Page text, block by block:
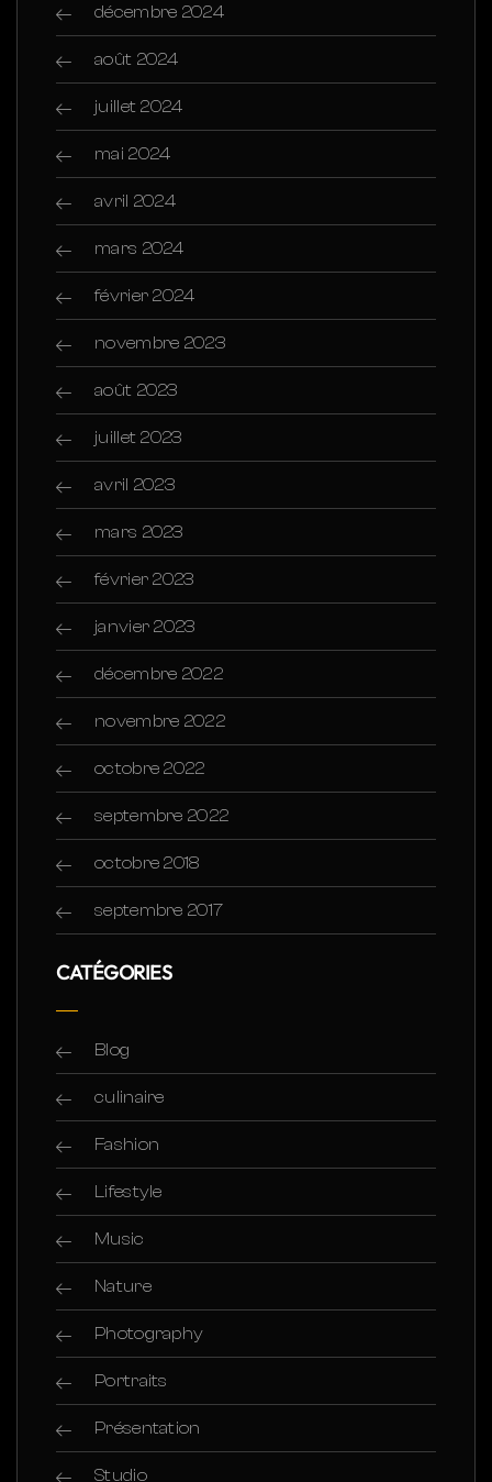
décembre 2024
août 2024
juillet 2024
mai 2024
avril 2024
mars 2024
février 2024
novembre 2023
août 2023
juillet 2023
avril 2023
mars 2023
février 2023
janvier 2023
décembre 2022
novembre 2022
octobre 2022
septembre 2022
octobre 2018
septembre 2017
CATÉGORIES
Blog
culinaire
Fashion
Lifestyle
Music
Nature
Photography
Portraits
Présentation
Studio